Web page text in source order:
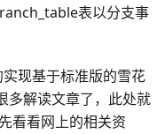
表以分支事
现基于标准版的雪花
多解读文章了，此处就
看看网上的相关资